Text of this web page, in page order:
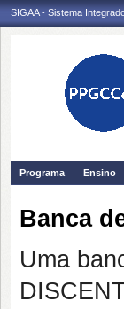
SIGAA - Sistema
Programa Ensino
Banca
Uma